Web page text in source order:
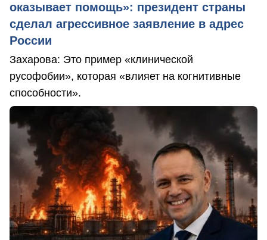
оказывает помощь»: президент страны
сделал агрессивное заявление в адрес
России
Захарова: Это пример «клинической
русофобии», которая «влияет на когнитивные
способности».